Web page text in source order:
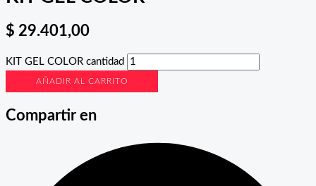
$ 29.401,00
KIT GEL COLOR cantidad
AÑADIR AL CARRITO
Compartir en